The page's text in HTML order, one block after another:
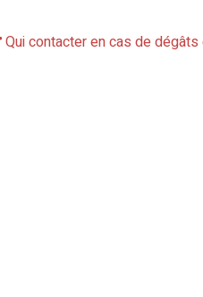
Qui contacter en cas de dégâts